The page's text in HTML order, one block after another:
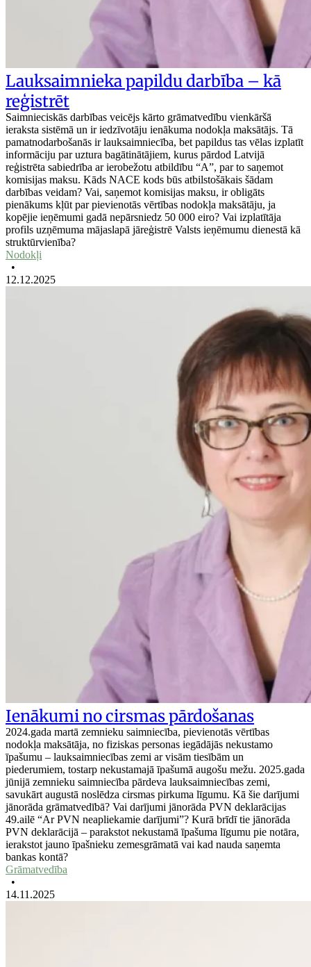
Lauksaimnieka papildu darbība – kā
reģistrēt
Saimnieciskās darbības veicējs kārto grāmatvedību vienkāršā
ieraksta sistēmā un ir iedzīvotāju ienākuma nodokļa maksātājs. Tā
pamatnodarbošanās ir lauksaimniecība, bet papildus tas vēlas izplatīt
informāciju par uztura bagātinātājiem, kurus pārdod Latvijā
reģistrēta sabiedrība ar ierobežotu atbildību “A”, par to saņemot
komisijas maksu. Kāds NACE kods būs atbilstošākais šādam
darbības veidam? Vai, saņemot komisijas maksu, ir obligāts
pienākums kļūt par pievienotās vērtības nodokļa maksātāju, ja
kopējie ieņēmumi gadā nepārsniedz 50 000 eiro? Vai izplatītāja
profils uzņēmuma mājaslapā jāreģistrē Valsts ieņēmumu dienestā kā
struktūrvienība?
Nodokļi
•
12.12.2025
Ienākumi no cirsmas pārdošanas
2024.gada martā zemnieku saimniecība, pievienotās vērtības
nodokļa maksātāja, no fiziskas personas iegādājās nekustamo
īpašumu – lauksaimniecības zemi ar visām tiesībām un
piederumiem, tostarp nekustamajā īpašumā augošu mežu. 2025.gada
jūnijā zemnieku saimniecība pārdeva lauksaimniecības zemi,
savukārt augustā noslēdza cirsmas pirkuma līgumu. Kā šie darījumi
jānorāda grāmatvedībā? Vai darījumi jānorāda PVN deklarācijas
49.ailē “Ar PVN neapliekamie darījumi”? Kurā brīdī tie jānorāda
PVN deklarācijā – parakstot nekustamā īpašuma līgumu pie notāra,
ierakstot jauno īpašnieku zemesgrāmatā vai kad nauda saņemta
bankas kontā?
Grāmatvedība
•
14.11.2025